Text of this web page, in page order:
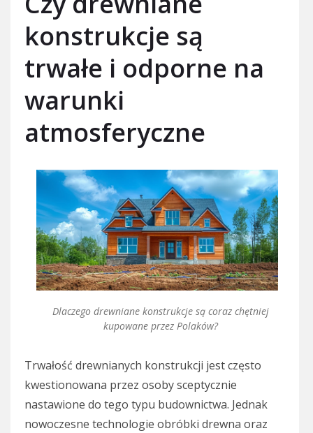
konstrukcje są
trwałe i odporne na
warunki
atmosferyczne
Dlaczego drewniane konstrukcje są coraz chętniej
kupowane przez Polaków?
Trwałość drewnianych konstrukcji jest często
kwestionowana przez osoby sceptycznie
nastawione do tego typu budownictwa. Jednak
nowoczesne technologie obróbki drewna oraz